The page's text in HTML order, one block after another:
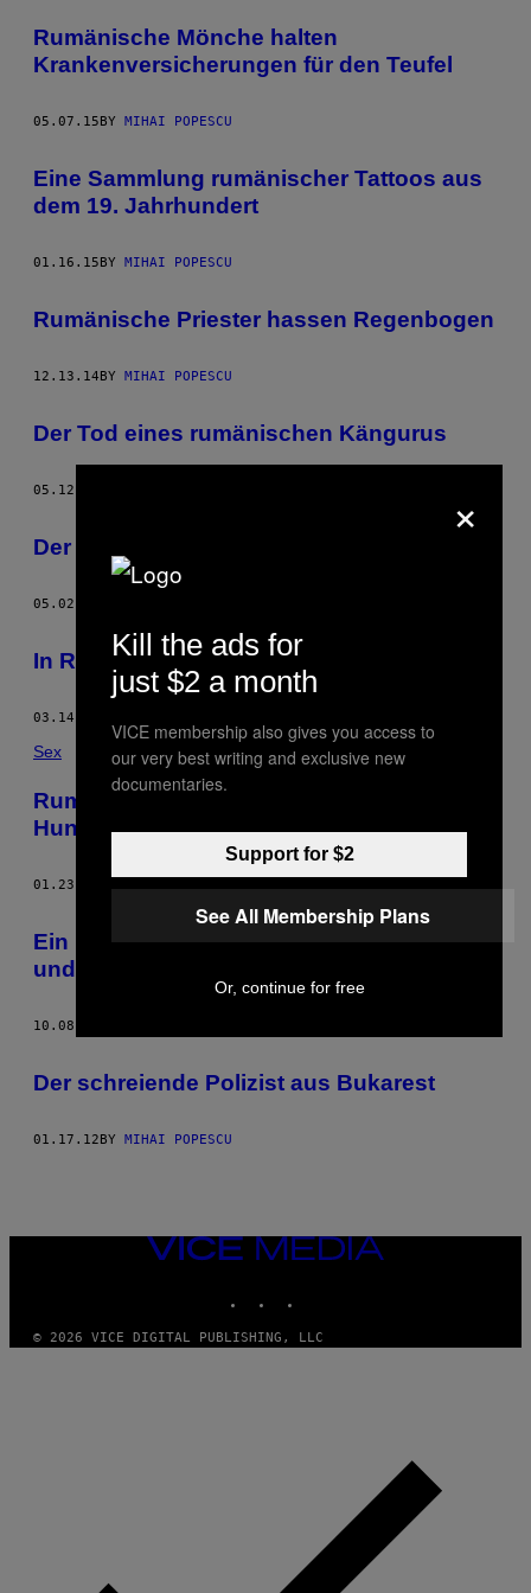
POSTS
BY
Rumänische Mönche halten
Krankenversicherungen für den Teufel
05.07.15BY MIHAI POPESCU
Eine Sammlung rumänischer Tattoos aus
dem 19. Jahrhundert
01.16.15BY MIHAI POPESCU
Rumänische Priester hassen Regenbogen
12.13.14BY MIHAI POPESCU
Der Tod eines rumänischen Kängurus
05.12.14
Der Tod eines rumänischen Kängurus
05.02.14
In Rumänien bebt konstant die Erde
03.14.14
Sex
Rumänen töten rudelweise streunende
Hunde
01.23.14
Ein neunjähriger rumänischer Muskelprotz
und sein stocksaurer Vater
10.08.13
Der schreiende Polizist aus Bukarest
01.17.12BY MIHAI POPESCU
VICE
MEDIA
© 2026 VICE DIGITAL PUBLISHING, LLC
×
Kill the ads for
just $2 a month
VICE membership also gives you access to
our very best writing and exclusive new
documentaries.
Support for $2
See All Membership Plans
Or, continue for free